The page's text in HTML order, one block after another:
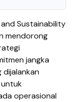
Sustainability
mendorong
jangka
dijalankan
untuk
operasional